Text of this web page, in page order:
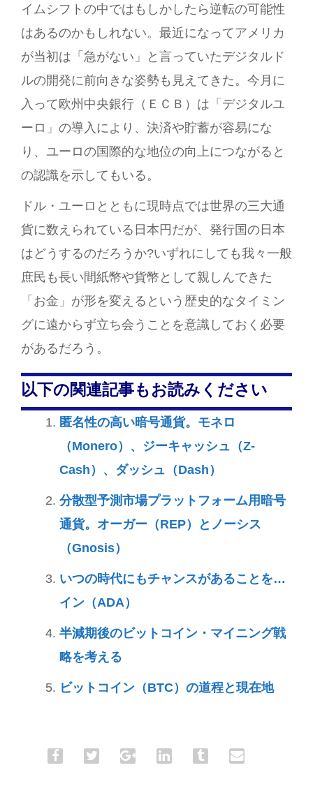
イムシフトの中ではもしかしたら逆転の可能性
はあるのかもしれない。最近になってアメリカ
が当初は「急がない」と言っていたデジタルド
ルの開発に前向きな姿勢も見えてきた。今月に
入って欧州中央銀行（ＥＣＢ）は「デジタルユ
ーロ」の導入により、決済や貯蓄が容易にな
り、ユーロの国際的な地位の向上につながると
の認識を示してもいる。
ドル・ユーロとともに現時点では世界の三大通
貨に数えられている日本円だが、発行国の日本
はどうするのだろうか?いずれにしても我々一般
庶民も長い間紙幣や貨幣として親しんできた
「お金」が形を変えるという歴史的なタイミン
グに遠からず立ち会うことを意識しておく必要
があるだろう。
以下の関連記事もお読みください
匿名性の高い暗号通貨。モネロ
（Monero）、ジーキャッシュ（Z-
Cash）、ダッシュ（Dash）
分散型予測市場プラットフォーム用暗号
通貨。オーガー（REP）とノーシス
（Gnosis）
いつの時代にもチャンスがあることを…
イン（ADA）
半減期後のビットコイン・マイニング戦
略を考える
ビットコイン（BTC）の道程と現在地